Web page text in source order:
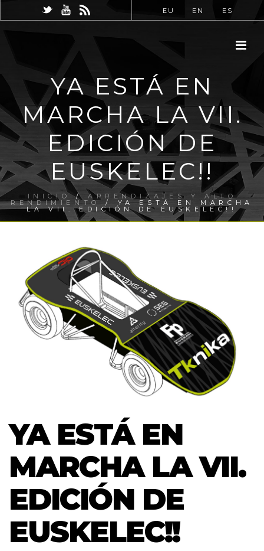
EU EN ES
YA ESTÁ EN
MARCHA LA VII.
EDICIÓN DE
EUSKELEC!!
INICIO/ APRENDIZAJES Y ALTO
RENDIMIENTO / YA ESTÁ EN MARCHA
LA VII. EDICIÓN DE EUSKELEC!!
YA ESTÁ EN
MARCHA LA VII.
EDICIÓN DE
EUSKELEC!!